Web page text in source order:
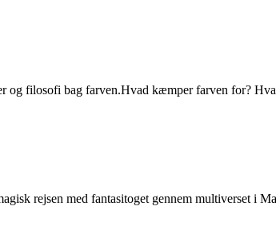
filosofi bag farven.Hvad kæmper farven for?
rejsen med fantasitoget gennem multiverset i